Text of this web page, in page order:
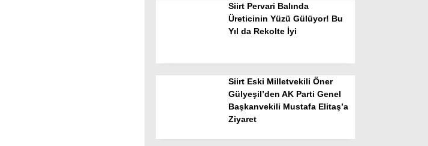
Siirt Pervari Balında
Üreticinin Yüzü Gülüyor! Bu
Yıl da Rekolte İyi
Siirt Eski Milletvekili Öner
Gülyeşil’den AK Parti Genel
Başkanvekili Mustafa Elitaş’a
Ziyaret